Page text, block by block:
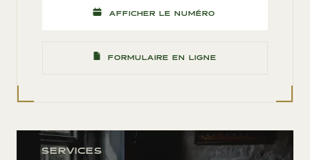
AFFICHER LE NUMÉRO
FORMULAIRE EN LIGNE
SERVICES